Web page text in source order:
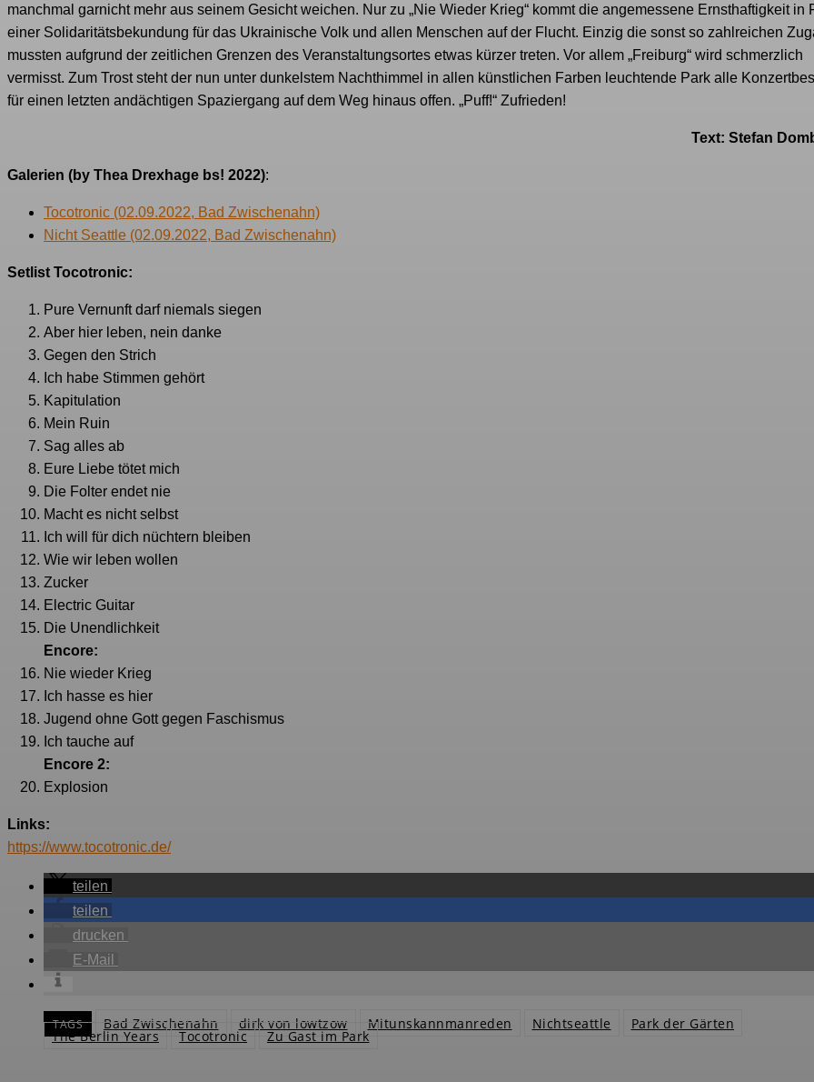
manchmal garnicht mehr aus seinem Gesicht weichen. Nur zu „Nie Wieder Krieg“ kommt die angemessene Ernsthaftigkeit in
einer Solidaritätsbekundung für das Ukrainische Volk und allen Menschen auf der Flucht. Einzig die sonst so zahlreichen
mussten aufgrund der zeitlichen Grenzen des Veranstaltungsortes etwas kürzer treten. Vor allem „Freiburg“ wird schmerzlich
vermisst. Zum Trost steht der nun unter dunkelstem Nachthimmel in allen künstlichen Farben leuchtende Park alle
für einen letzten andächtigen Spaziergang auf dem Weg hinaus offen. „Puff!“ Zufrieden!
Text: Stefan
Galerien (by Thea Drexhage bs! 2022):
Tocotronic (02.09.2022, Bad Zwischenahn)
Nicht Seattle (02.09.2022, Bad Zwischenahn)
Setlist Tocotronic:
Pure Vernunft darf niemals siegen
Aber hier leben, nein danke
Gegen den Strich
Ich habe Stimmen gehört
Kapitulation
Mein Ruin
Sag alles ab
Eure Liebe tötet mich
Die Folter endet nie
Macht es nicht selbst
Ich will für dich nüchtern bleiben
Wie wir leben wollen
Zucker
Electric Guitar
Die Unendlichkeit
Encore:
Nie wieder Krieg
Ich hasse es hier
Jugend ohne Gott gegen Faschismus
Ich tauche auf
Encore 2:
Explosion
Links:
https://www.tocotronic.de/
teilen
teilen
drucken
E-Mail
TAGS Bad Zwischenahn dirk von lowtzow Mitunskannmanreden Nichtseattle Park der Gärten
The Berlin Years Tocotronic Zu Gast im Park